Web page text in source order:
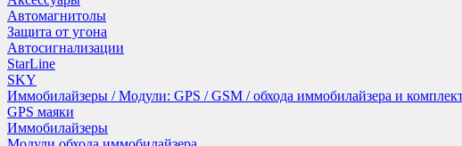
Автомагнитолы
Защита от угона
Автосигнализации
StarLine
SKY
Иммобилайзеры / Модули: GPS / GSM / обхода иммобилайзера и
GPS маяки
Иммобилайзеры